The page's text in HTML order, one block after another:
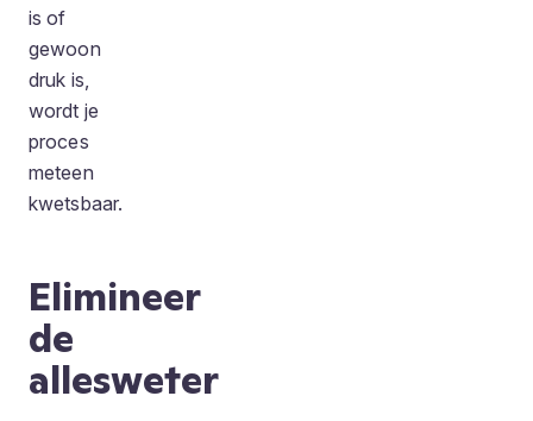
is of
gewoon
druk is,
wordt je
proces
meteen
kwetsbaar.
Elimineer
de
allesweter